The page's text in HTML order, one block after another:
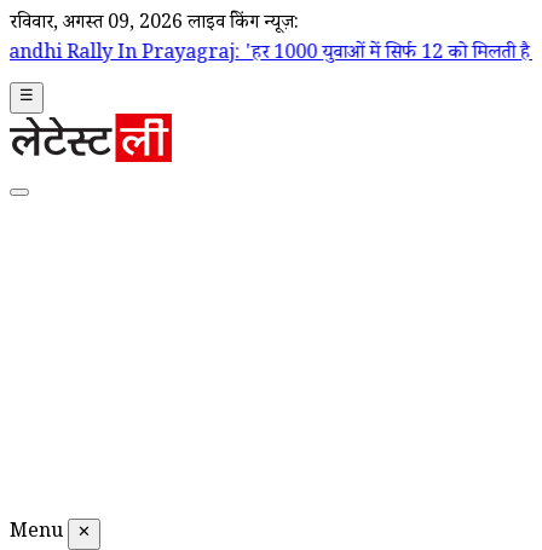
रविवार, अगस्त 09, 2026 लाइव ब्रेकिंग न्यूज़:
Prayagraj: 'हर 1000 युवाओं में सिर्फ 12 को मिलती है पक्की नौकरी',
☰
Menu ✕